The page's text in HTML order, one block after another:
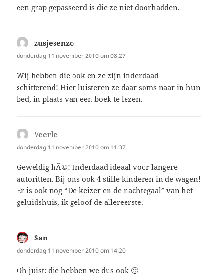
een grap gepasseerd is die ze niet doorhadden.
zusjesenzo
donderdag 11 november 2010 om 08:27
Wij hebben die ook en ze zijn inderdaad
schitterend! Hier luisteren ze daar soms naar in hun
bed, in plaats van een boek te lezen.
Veerle
donderdag 11 november 2010 om 11:37
Geweldig hÃ©! Inderdaad ideaal voor langere
autoritten. Bij ons ook 4 stille kinderen in de wagen!
Er is ook nog “De keizer en de nachtegaal” van het
geluidshuis, ik geloof de allereerste.
San
donderdag 11 november 2010 om 14:20
Oh juist: die hebben we dus ook 🙂